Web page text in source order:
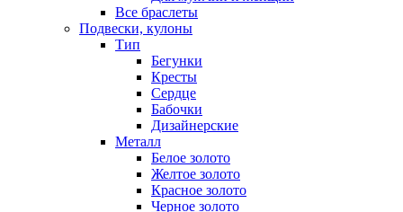
Все браслеты
Подвески, кулоны
Тип
Бегунки
Кресты
Сердце
Бабочки
Дизайнерские
Металл
Белое золото
Желтое золото
Красное золото
Черное золото